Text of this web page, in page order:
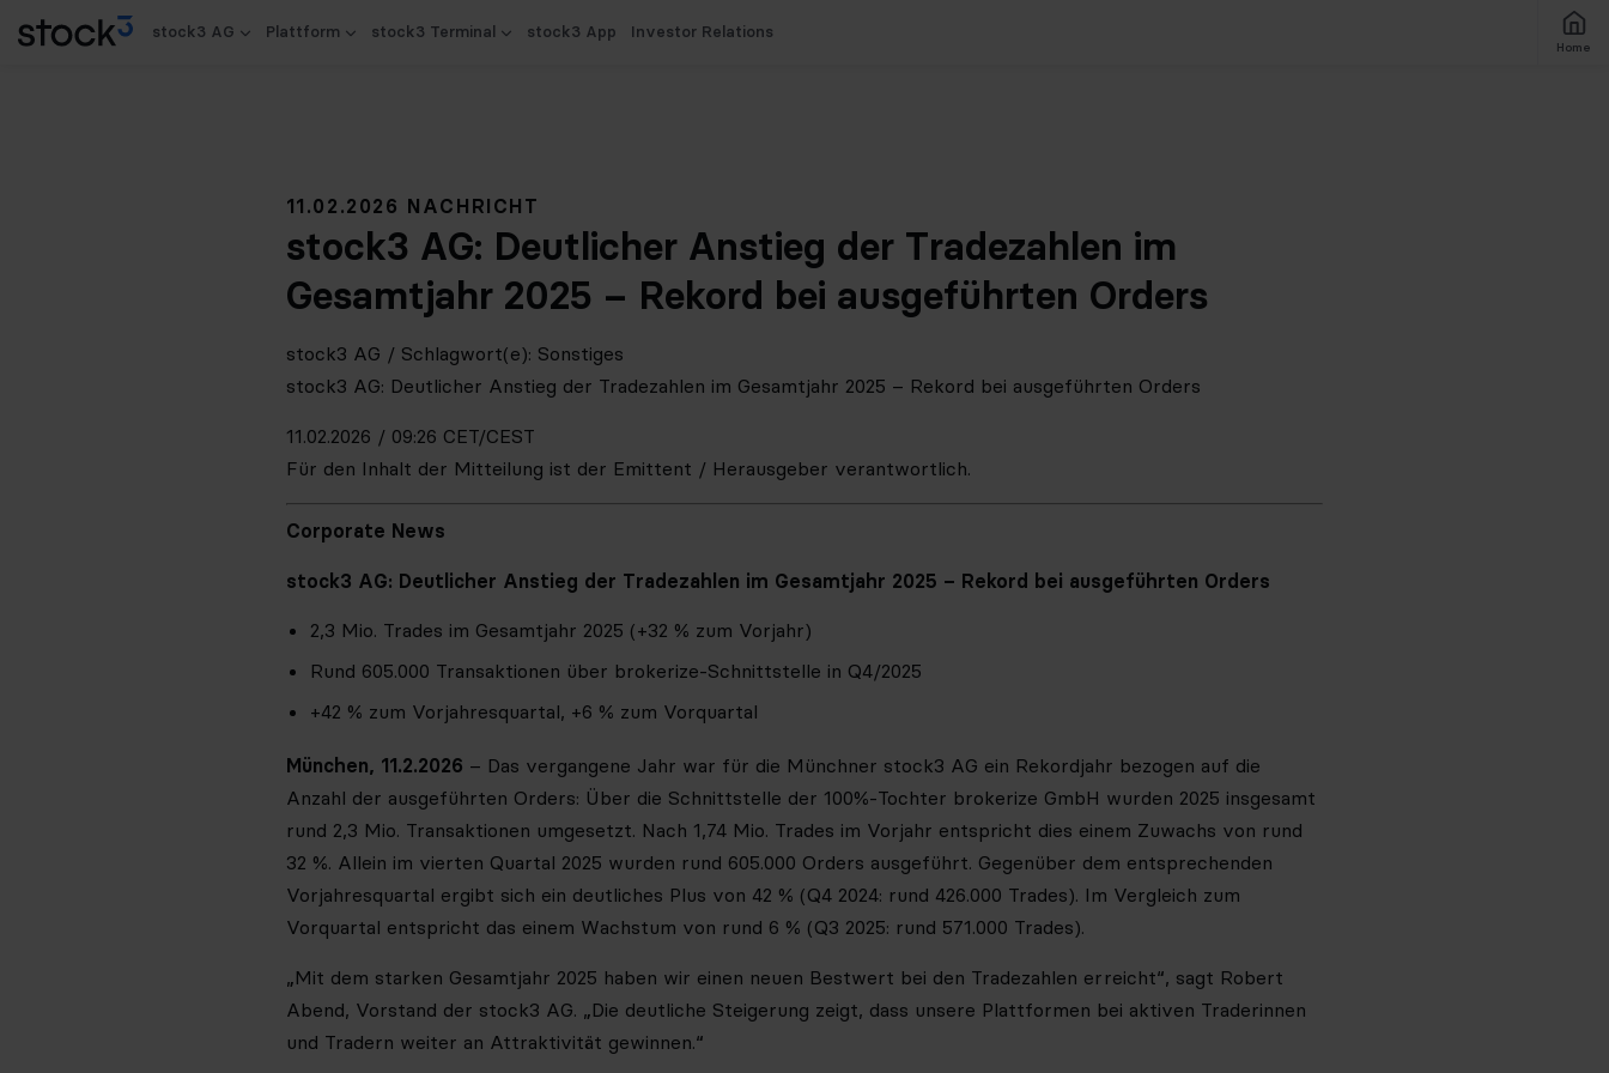
stock3 AG Plattform stock3 Terminal stock3 App Investor Relations
Home
11.02.2026 NACHRICHT
stock3 AG: Deutlicher Anstieg der Tradezahlen im
Gesamtjahr 2025 – Rekord bei ausgeführten Orders
stock3 AG / Schlagwort(e): Sonstiges
stock3 AG: Deutlicher Anstieg der Tradezahlen im Gesamtjahr 2025 – Rekord bei ausgeführten Orders
11.02.2026 / 09:26 CET/CEST
Für den Inhalt der Mitteilung ist der Emittent / Herausgeber verantwortlich.
Corporate News
stock3 AG: Deutlicher Anstieg der Tradezahlen im Gesamtjahr 2025 – Rekord bei ausgeführten Orders
2,3 Mio. Trades im Gesamtjahr 2025 (+32 % zum Vorjahr)
Rund 605.000 Transaktionen über brokerize-Schnittstelle in Q4/2025
+42 % zum Vorjahresquartal, +6 % zum Vorquartal
München, 11.2.2026 – Das vergangene Jahr war für die Münchner stock3 AG ein Rekordjahr bezogen auf die
Anzahl der ausgeführten Orders: Über die Schnittstelle der 100%-Tochter brokerize GmbH wurden 2025 insgesamt
rund 2,3 Mio. Transaktionen umgesetzt. Nach 1,74 Mio. Trades im Vorjahr entspricht dies einem Zuwachs von rund
32 %. Allein im vierten Quartal 2025 wurden rund 605.000 Orders ausgeführt. Gegenüber dem entsprechenden
Vorjahresquartal ergibt sich ein deutliches Plus von 42 % (Q4 2024: rund 426.000 Trades). Im Vergleich zum
Vorquartal entspricht das einem Wachstum von rund 6 % (Q3 2025: rund 571.000 Trades).
„Mit dem starken Gesamtjahr 2025 haben wir einen neuen Bestwert bei den Tradezahlen erreicht“, sagt Robert
Abend, Vorstand der stock3 AG. „Die deutliche Steigerung zeigt, dass unsere Plattformen bei aktiven Traderinnen
und Tradern weiter an Attraktivität gewinnen.“